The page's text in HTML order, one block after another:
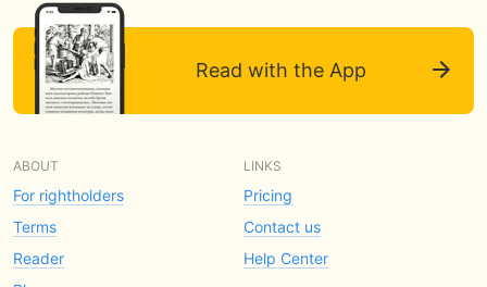
Read with the App
ABOUT
For rightholders
Terms
Reader
LINKS
Pricing
Contact us
Help Center